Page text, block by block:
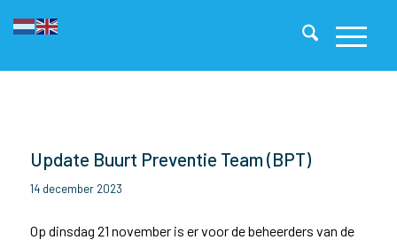
Update Buurt Preventie Team (BPT)
14 december 2023
Op dinsdag 21 november is er voor de beheerders van de